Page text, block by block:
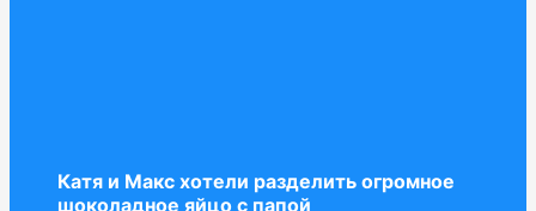
Катя и Макс хотели разделить огромное
шоколадное яйцо с папой